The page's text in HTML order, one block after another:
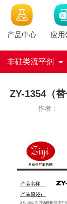
产品中心 应用
非硅类流平剂
ZY-1354（
作者：